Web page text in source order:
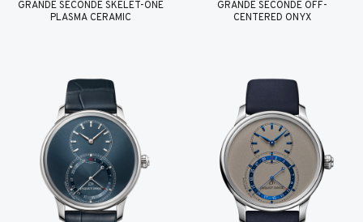
GRANDE SECONDE SKELET-ONE
PLASMA CERAMIC
GRANDE SECONDE OFF-
CENTERED ONYX